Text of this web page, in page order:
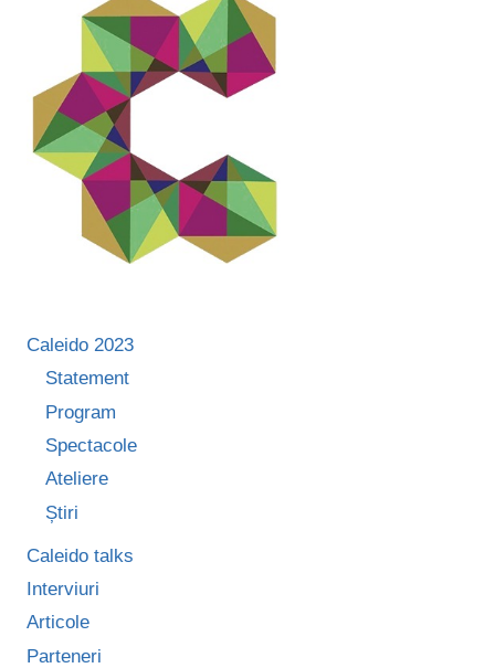
CÂT
MAI
PUȚIN
DESPRE
DESPRE
O
PROBLEMĂ”
Caleido 2023
Statement
Program
Spectacole
Ateliere
Știri
Caleido talks
Interviuri
Articole
Parteneri